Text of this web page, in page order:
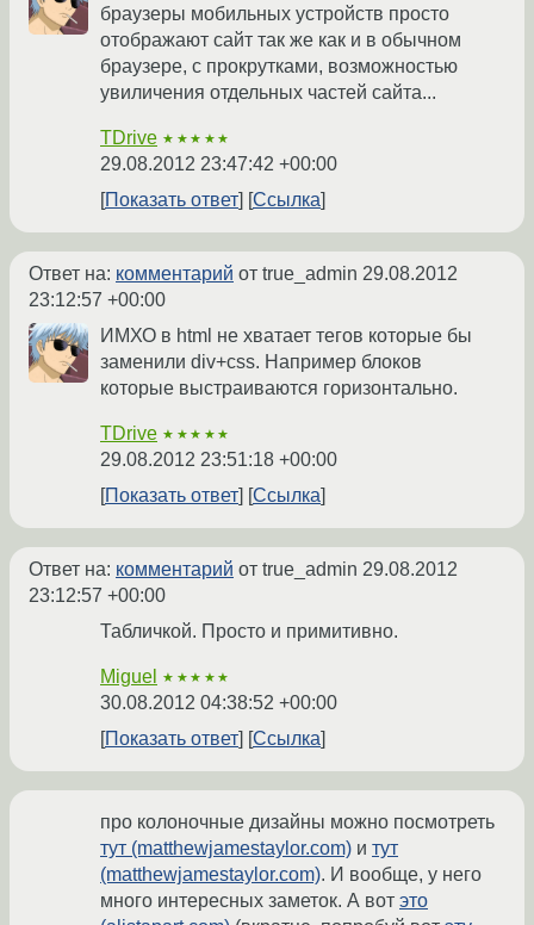
браузеры мобильных устройств просто
отображают сайт так же как и в обычном
браузере, с прокрутками, возможностью
увиличения отдельных частей сайта...
TDrive ★★★★★
29.08.2012 23:47:42 +00:00
Показать ответ
Ссылка
Ответ на: комментарий от true_admin 29.08.2012
23:12:57 +00:00
ИМХО в html не хватает тегов которые бы
заменили div+css. Например блоков
которые выстраиваются горизонтально.
TDrive ★★★★★
29.08.2012 23:51:18 +00:00
Показать ответ
Ссылка
Ответ на: комментарий от true_admin 29.08.2012
23:12:57 +00:00
Табличкой. Просто и примитивно.
Miguel ★★★★★
30.08.2012 04:38:52 +00:00
Показать ответ
Ссылка
про колоночные дизайны можно посмотреть
тут (matthewjamestaylor.com) и тут
(matthewjamestaylor.com). И вообще, у него
много интересных заметок. А вот это